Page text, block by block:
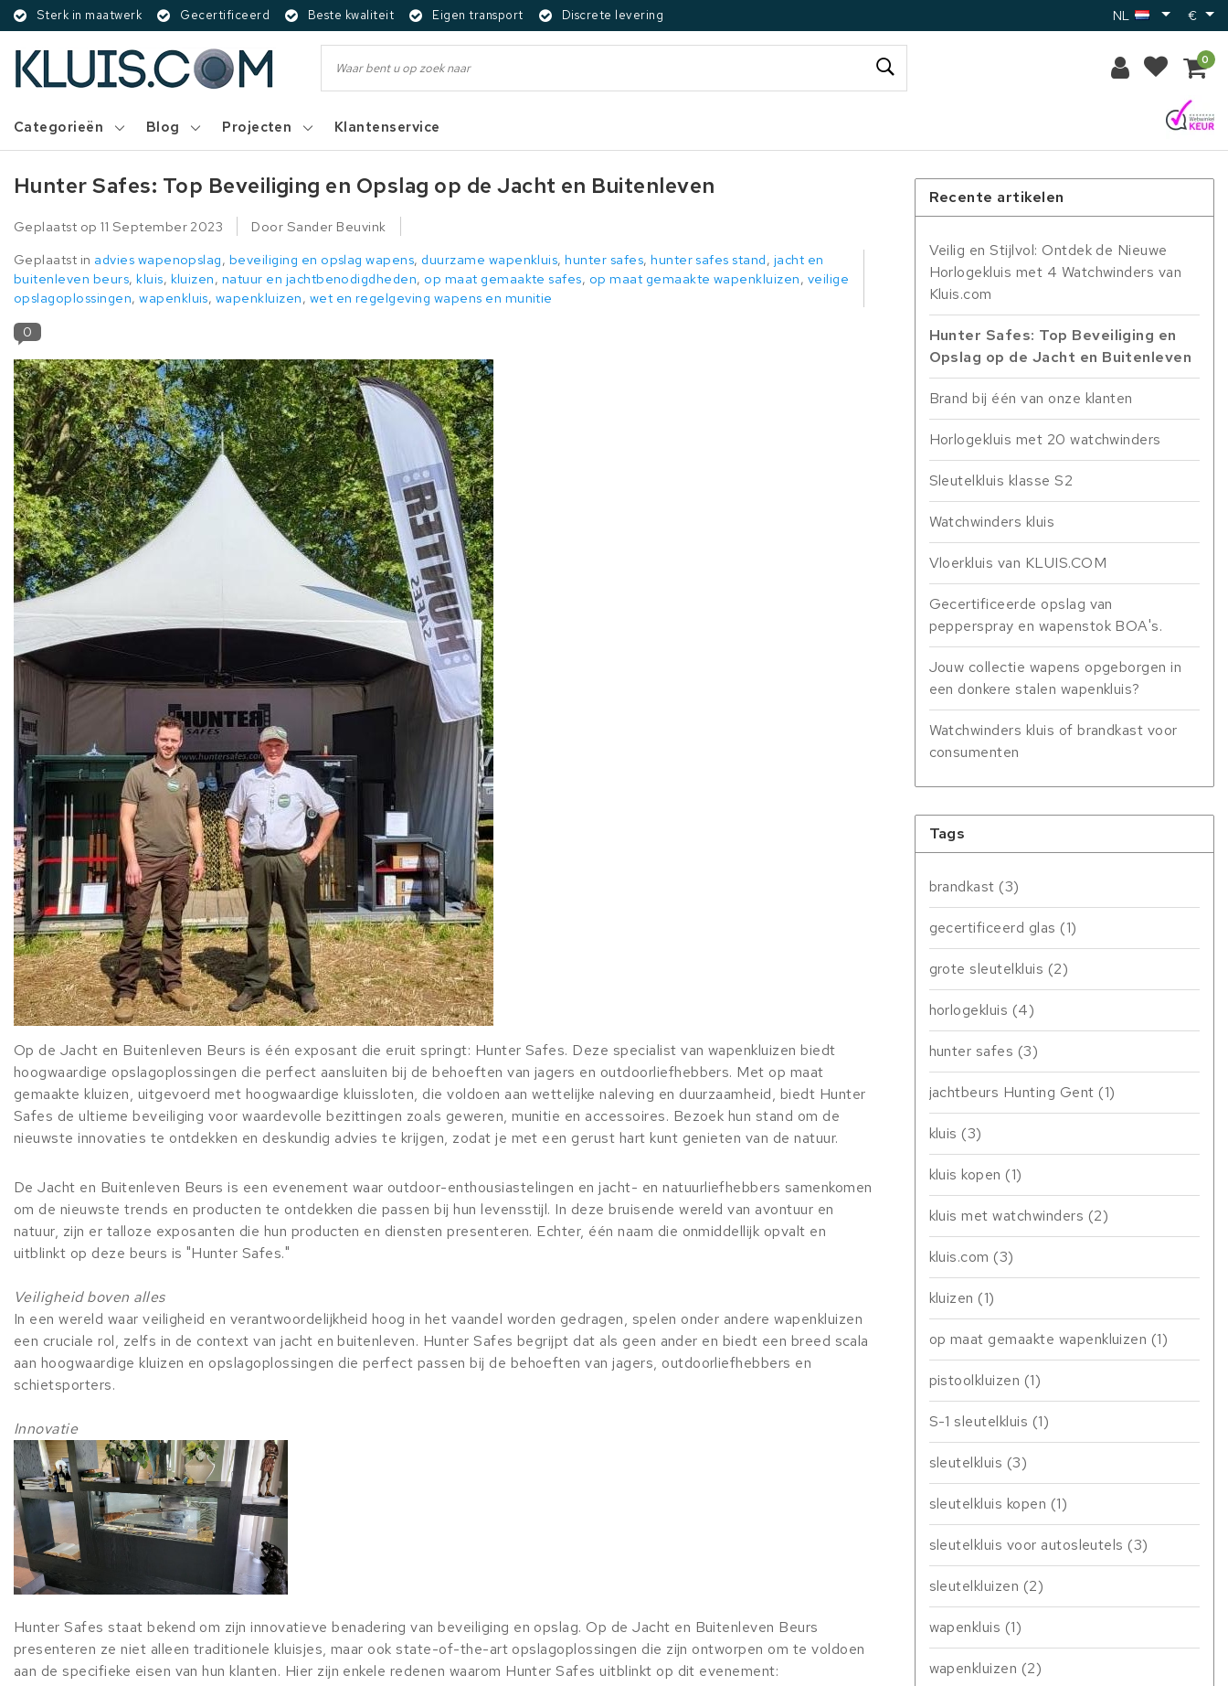
Sterk in maatwerk Gecertificeerd Beste kwaliteit Eigen transport Discrete levering NL €
0
Categorieën Blog Projecten Klantenservice
Hunter Safes: Top Beveiliging en Opslag op de Jacht en Buitenleven
Geplaatst op11 September 2023
Door Sander Beuvink
Geplaatst in advies wapenopslag, beveiliging en opslag wapens, duurzame wapenkluis,hunter safes,hunter safes stand, jacht en
buitenleven beurs,kluis, kluizen, natuur en jachtbenodigdheden, op maat gemaakte safes, op maat gemaakte wapenkluizen, veilige
opslagoplossingen,wapenkluis, wapenkluizen, wet en regelgeving wapens en munitie
0
Op de Jacht en Buitenleven Beurs is één exposant die eruit springt: Hunter Safes. Deze specialist van wapenkluizen biedt
hoogwaardige opslagoplossingen die perfect aansluiten bij de behoeften van jagers en outdoorliefhebbers. Met op maat
gemaakte kluizen, uitgevoerd met hoogwaardige kluissloten, die voldoen aan wettelijke naleving en duurzaamheid, biedt Hunter
Safes de ultieme beveiliging voor waardevolle bezittingen zoals geweren, munitie en accessoires. Bezoek hun stand om de
nieuwste innovaties te ontdekken en deskundig advies te krijgen, zodat je met een gerust hart kunt genieten van de natuur.
De Jacht en Buitenleven Beurs is een evenement waar outdoor-enthousiastelingen en jacht- en natuurliefhebbers samenkomen
om de nieuwste trends en producten te ontdekken die passen bij hun levensstijl. In deze bruisende wereld van avontuur en
natuur, zijn er talloze exposanten die hun producten en diensten presenteren. Echter, één naam die onmiddellijk opvalt en
uitblinkt op deze beurs is "Hunter Safes."
Veiligheid boven alles
In een wereld waar veiligheid en verantwoordelijkheid hoog in het vaandel worden gedragen, spelen onder andere wapenkluizen
een cruciale rol, zelfs in de context van jacht en buitenleven. Hunter Safes begrijpt dat als geen ander en biedt een breed scala
aan hoogwaardige kluizen en opslagoplossingen die perfect passen bij de behoeften van jagers, outdoorliefhebbers en
schietsporters.
Innovatie
Hunter Safes staat bekend om zijn innovatieve benadering van beveiliging en opslag. Op de Jacht en Buitenleven Beurs
presenteren ze niet alleen traditionele kluisjes, maar ook state-of-the-art opslagoplossingen die zijn ontworpen om te voldoen
aan de specifieke eisen van hun klanten. Hier zijn enkele redenen waarom Hunter Safes uitblinkt op dit evenement:
Recente artikelen
Veilig en Stijlvol: Ontdek de Nieuwe
Horlogekluis met 4 Watchwinders van
Kluis.com
Hunter Safes: Top Beveiliging en
Opslag op de Jacht en Buitenleven
Brand bij één van onze klanten
Horlogekluis met 20 watchwinders
Sleutelkluis klasse S2
Watchwinders kluis
Vloerkluis van KLUIS.COM
Gecertificeerde opslag van
pepperspray en wapenstok BOA's.
Jouw collectie wapens opgeborgen in
een donkere stalen wapenkluis?
Watchwinders kluis of brandkast voor
consumenten
Tags
brandkast (3)
gecertificeerd glas (1)
grote sleutelkluis (2)
horlogekluis (4)
hunter safes (3)
jachtbeurs Hunting Gent (1)
kluis (3)
kluis kopen (1)
kluis met watchwinders (2)
kluis.com (3)
kluizen (1)
op maat gemaakte wapenkluizen (1)
pistoolkluizen (1)
S-1 sleutelkluis (1)
sleutelkluis (3)
sleutelkluis kopen (1)
sleutelkluis voor autosleutels (3)
sleutelkluizen (2)
wapenkluis (1)
wapenkluizen (2)